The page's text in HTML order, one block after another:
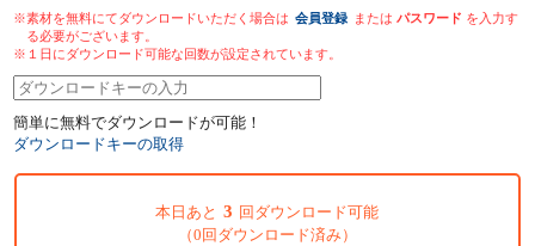
※素材を無料にてダウンロードいただく場合は 会員登録 またはパスワード を入力す
る必要がございます。
※１日にダウンロード可能な回数が設定されています。
簡単に無料でダウンロードが可能！
ダウンロードキーの取得
本日あと 3 回ダウンロード可能
（0回ダウンロード済み）